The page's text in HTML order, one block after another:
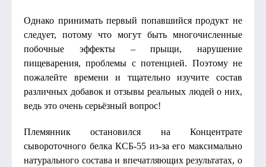
Однако принимать первый попавшийся продукт не
следует, потому что могут быть многочисленные
побочные эффекты – прыщи, нарушение
пищеварения, проблемы с потенцией. Поэтому не
пожалейте времени и тщательно изучите состав
различных добавок и отзывы реальных людей о них,
ведь это очень серьёзный вопрос!
Племянник остановился на Концентрате
сывороточного белка КСБ-55 из-за его максимально
натурального состава и впечатляющих результатах, о